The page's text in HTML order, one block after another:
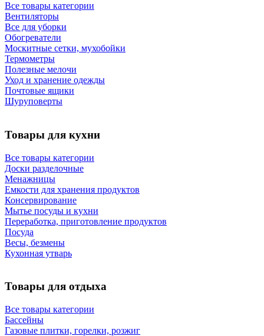
Все товары категории
Вентиляторы
Все для уборки
Обогреватели
Москитные сетки, мухобойки
Термометры
Полезные мелочи
Уход и хранение одежды
Почтовые ящики
Шуруповерты
Товары для кухни
Все товары категории
Доски разделочные
Менажницы
Емкости для хранения продуктов
Консервирование
Мытье посуды и кухни
Переработка, приготовление продуктов
Посуда
Весы, безмены
Кухонная утварь
Товары для отдыха
Все товары категории
Бассейны
Газовые плитки, горелки, розжиг